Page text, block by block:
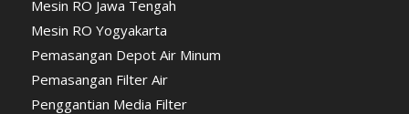
Mesin RO Jawa Tengah
Mesin RO Yogyakarta
Pemasangan Depot Air Minum
Pemasangan Filter Air
Penggantian Media Filter